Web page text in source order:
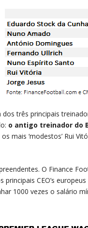
três principais
o antigo treinador do
mais ‘modestos’ Rui
O Finance
principais CEO’s
1000 vezes o salário